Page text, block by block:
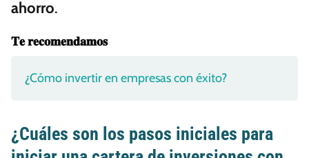
ahorro.
𝐓𝐞 𝐫𝐞𝐜𝐨𝐦𝐞𝐧𝐝𝐚𝐦𝐨𝐬
¿Cómo invertir en empresas con éxito?
¿Cuáles son los pasos iniciales para